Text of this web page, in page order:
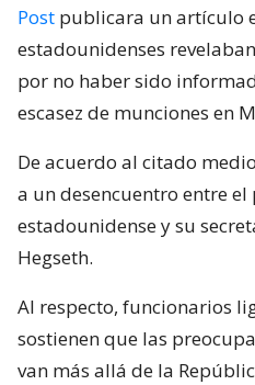
Post publicara un artículo
estadounidenses
por no haber sido
escasez de munciones en
De acuerdo al citado
a un desencuentro entre el
estadounidense y su
Hegseth.
Al respecto, funcionarios
sostienen que las
van más allá de la